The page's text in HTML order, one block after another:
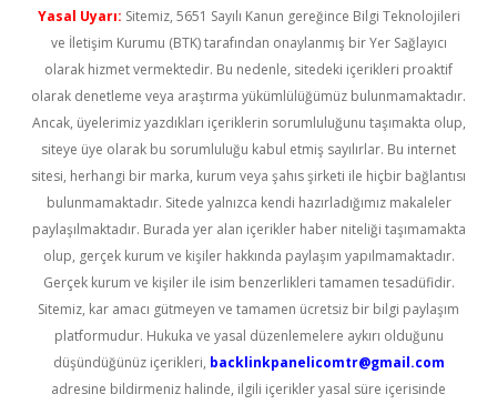
Yasal Uyarı: Sitemiz, 5651 Sayılı Kanun gereğince Bilgi Teknolojileri
ve İletişim Kurumu (BTK) tarafından onaylanmış bir Yer Sağlayıcı
olarak hizmet vermektedir. Bu nedenle, sitedeki içerikleri proaktif
olarak denetleme veya araştırma yükümlülüğümüz bulunmamaktadır.
Ancak, üyelerimiz yazdıkları içeriklerin sorumluluğunu taşımakta olup,
siteye üye olarak bu sorumluluğu kabul etmiş sayılırlar. Bu internet
sitesi, herhangi bir marka, kurum veya şahıs şirketi ile hiçbir bağlantısı
bulunmamaktadır. Sitede yalnızca kendi hazırladığımız makaleler
paylaşılmaktadır. Burada yer alan içerikler haber niteliği taşımamakta
olup, gerçek kurum ve kişiler hakkında paylaşım yapılmamaktadır.
Gerçek kurum ve kişiler ile isim benzerlikleri tamamen tesadüfidir.
Sitemiz, kar amacı gütmeyen ve tamamen ücretsiz bir bilgi paylaşım
platformudur. Hukuka ve yasal düzenlemelere aykırı olduğunu
düşündüğünüz içerikleri, backlinkpanelicomtr@gmail.com
adresine bildirmeniz halinde, ilgili içerikler yasal süre içerisinde